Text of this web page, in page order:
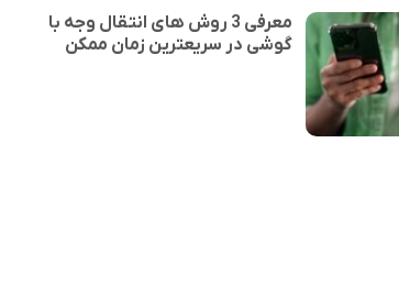
معرفی 3 روش های انتقال وجه با
گوشی در سریعترین زمان ممکن